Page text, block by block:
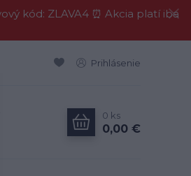
kód: ZLAVA4 ⏰ Akcia platí iba
Prihlásenie
0 ks
0,00 €